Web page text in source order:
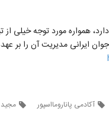
همواره مورد توجه خیلی از
ایرانی مدیریت آن را بر
آکادمی پانارومااسپور